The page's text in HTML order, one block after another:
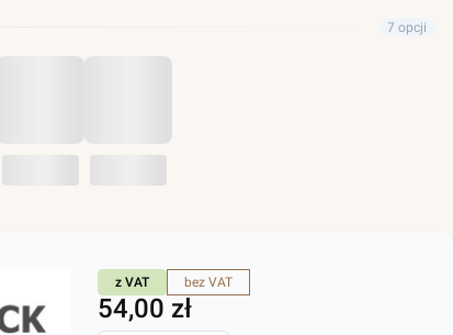
7 opcji
z VAT bez VAT
Cena
54,00 zł